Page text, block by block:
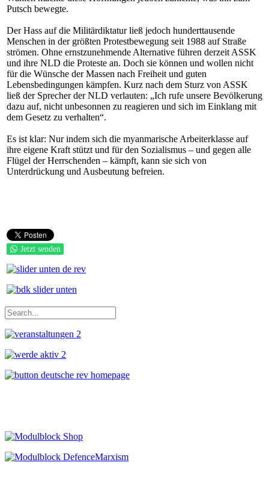
Putsch bewegte.
Der Hass auf die Militärdiktatur ließ jedoch hunderttausende
Menschen in der größten Protestbewegung seit 1988 auf Straße
strömen. Ohne ernstzunehmende Alternative führen derzeit ASSK
und ihre NLD die Proteste an. Doch sie können und wollen nicht
für die Wünsche der Massen nach Freiheit und guten
Lebensbedingungen kämpfen. Kurz nach dem Sturz von ASSK
ließ der Sprecher der NLD verlauten: „Ich rufe unsere Bevölkerung
dazu auf, nicht unbesonnen zu reagieren und sich im Einklang mit
dem Gesetz zu verhalten“.
Es ist klar: Nur indem sich die myanmarische Arbeiterklasse auf
ihre eigene Kraft stützt und für den Sozialismus – und gegen alle
Flügel der Herrschenden – kämpft, kann sie sich von
Unterdrückung und Ausbeutung befreien.
Jetzt senden